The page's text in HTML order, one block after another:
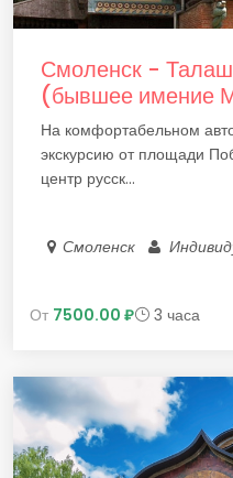
Смоленск -
(бывшее имение
На комфортабельном
экскурсию от площади
центр русск...
Смоленск
От 7500.00 ₽ 3 часа